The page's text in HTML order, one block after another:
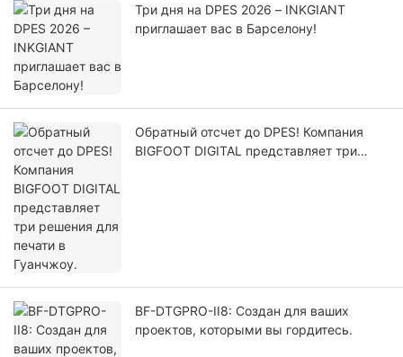
Три дня на DPES 2026 – INKGIANT
приглашает вас в Барселону!
Обратный отсчет до DPES! Компания
BIGFOOT DIGITAL представляет три
BF-DTGPRO-II8: Создан для ваших
проектов, которыми вы гордитесь.